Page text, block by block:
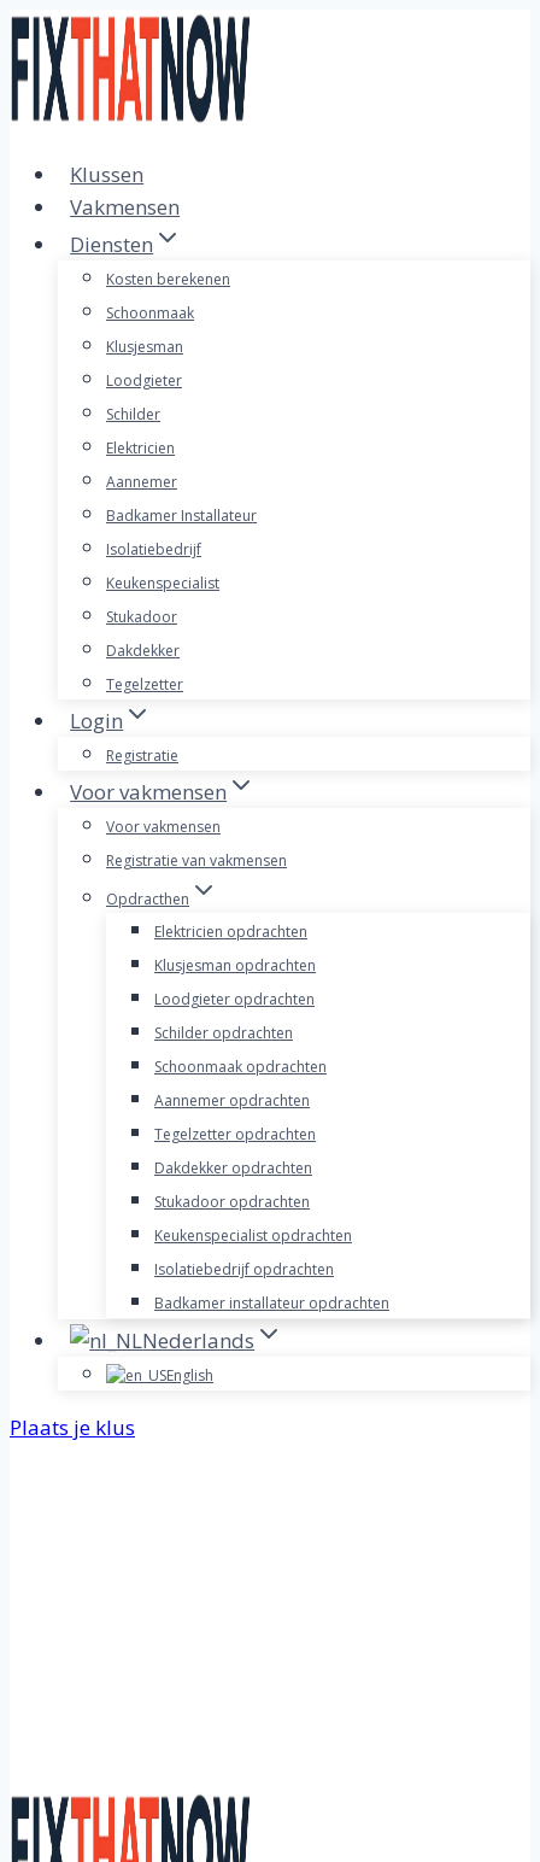
Doorgaan
naar
inhoud
Klussen
Vakmensen
Diensten
Kosten berekenen
Schoonmaak
Klusjesman
Loodgieter
Schilder
Elektricien
Aannemer
Badkamer Installateur
Isolatiebedrijf
Keukenspecialist
Stukadoor
Dakdekker
Tegelzetter
Login
Registratie
Voor vakmensen
Voor vakmensen
Registratie van vakmensen
Opdracthen
Elektricien opdrachten
Klusjesman opdrachten
Loodgieter opdrachten
Schilder opdrachten
Schoonmaak opdrachten
Aannemer opdrachten
Tegelzetter opdrachten
Dakdekker opdrachten
Stukadoor opdrachten
Keukenspecialist opdrachten
Isolatiebedrijf opdrachten
Badkamer installateur opdrachten
Nederlands
English
Plaats je klus